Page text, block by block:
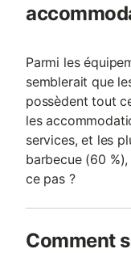
Parmi les
semblerait que
possèdent tout
les
services, et les
barbecue (60
ce pas ?
Comment